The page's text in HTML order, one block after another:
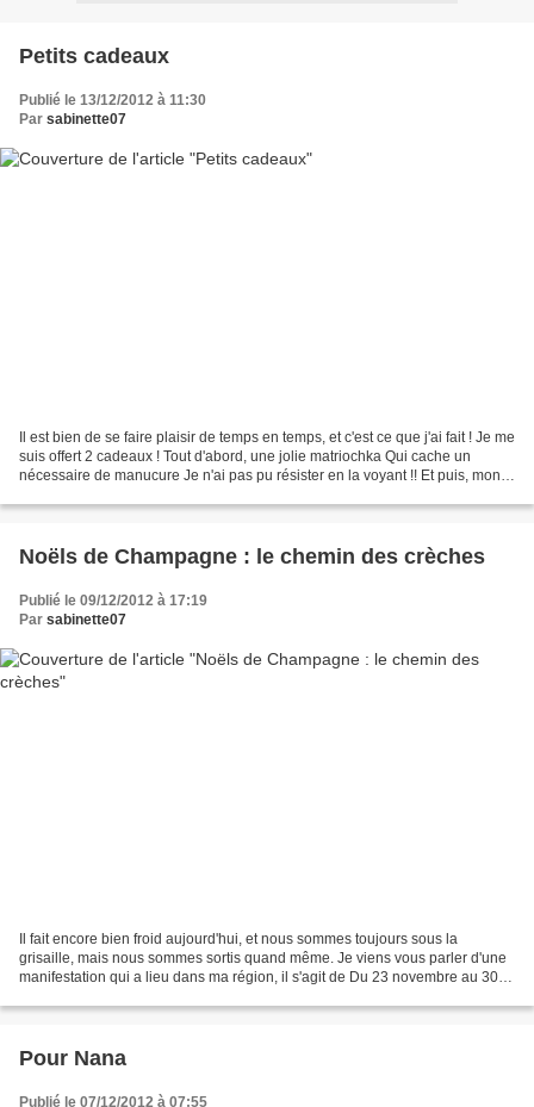
Petits cadeaux
Publié le 13/12/2012 à 11:30
Par sabinette07
Il est bien de se faire plaisir de temps en temps, et c'est ce que j'ai fait ! Je me
suis offert 2 cadeaux ! Tout d'abord, une jolie matriochka Qui cache un
nécessaire de manucure Je n'ai pas pu résister en la voyant !! Et puis, mon
Noëls de Champagne : le chemin des crèches
Publié le 09/12/2012 à 17:19
Par sabinette07
Il fait encore bien froid aujourd'hui, et nous sommes toujours sous la
grisaille, mais nous sommes sortis quand même. Je viens vous parler d'une
manifestation qui a lieu dans ma région, il s'agit de Du 23 novembre au 30
Pour Nana
Publié le 07/12/2012 à 07:55